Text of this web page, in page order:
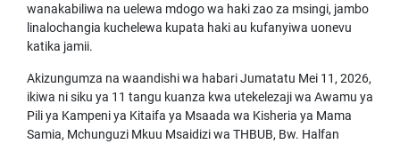
wanakabiliwa na uelewa mdogo wa haki zao za msingi, jambo
linalochangia kuchelewa kupata haki au kufanyiwa uonevu
katika jamii.
Akizungumza na waandishi wa habari Jumatatu Mei 11, 2026,
ikiwa ni siku ya 11 tangu kuanza kwa utekelezaji wa Awamu ya
Pili ya Kampeni ya Kitaifa ya Msaada wa Kisheria ya Mama
Samia, Mchunguzi Mkuu Msaidizi wa THBUB, Bw. Halfan